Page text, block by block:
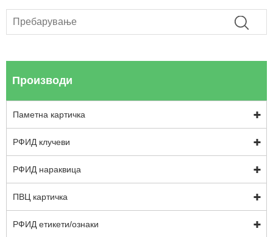
Производи
Паметна картичка
РФИД клучеви
РФИД нараквица
ПВЦ картичка
РФИД етикети/ознаки